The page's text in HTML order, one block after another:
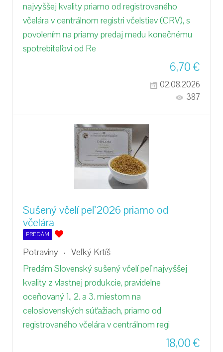
najvyššej kvality priamo od registrovaného
včelára v centrálnom registri včelstiev (CRV), s
povolením na priamy predaj medu konečnému
spotrebiteľovi od Re
6,70€
02.08.2026
387
Sušený včelí peľ 2026 priamo od
včelára
PREDÁM
Potraviny
Veľký Krtíš
Predám Slovenský sušený včelí peľ najvyššej
kvality z vlastnej produkcie, pravidelne
oceňovaný 1., 2. a 3. miestom na
celoslovenských súťažiach, priamo od
registrovaného včelára v centrálnom regi
18,00€